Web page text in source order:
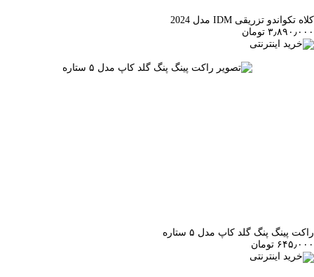
کلاه تکواندو تزریقی IDM مدل 2024
۳٫۸۹۰٫۰۰۰ تومان
خرید اینترنتی
راکت پینگ پنگ گلد کاپ مدل ۵ ستاره
۶۴۵٫۰۰۰ تومان
خرید اینترنتی